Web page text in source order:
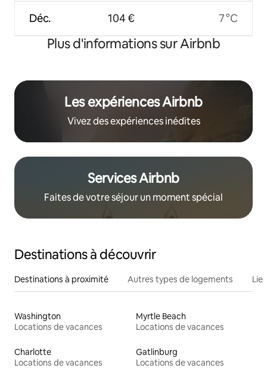
Déc. 104 € 7 °C
Plus d'informations sur Airbnb
Les expériences Airbnb
Vivez des expériences inédites
Services Airbnb
Faites de votre séjour un moment spécial
Destinations à découvrir
Destinations à proximité Autres types de logements
Washington
Locations de vacances
Myrtle Beach
Locations de vacances
Charlotte
Locations de vacances
Gatlinburg
Locations de vacances